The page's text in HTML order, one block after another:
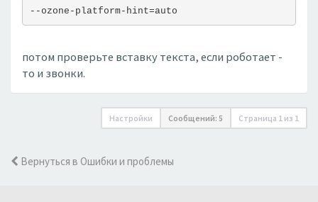
--ozone-platform-hint=auto
потом проверьте вставку текста, если роботает -
то и звонки.
Настройки Сообщений: 5 Страница 1 из 1
Вернуться в Ошибки и проблемы